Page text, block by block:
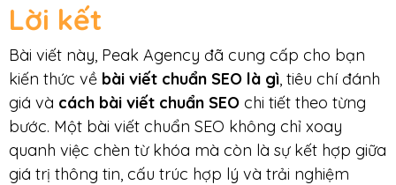
Lời kết
Bài viết này, Peak Agency đã cung cấp cho bạn
kiến thức về bài viết chuẩn SEO là gì, tiêu chí đánh
giá và cách bài viết chuẩn SEO chi tiết theo từng
bước. Một bài viết chuẩn SEO không chỉ xoay
quanh việc chèn từ khóa mà còn là sự kết hợp giữa
giá trị thông tin, cấu trúc hợp lý và trải nghiệm